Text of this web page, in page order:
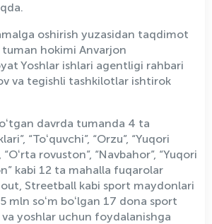
oshirish yuzasidan taqdimot
tuman hokimi Anvarjon
Yoshlar ishlari agentligi rahbari
va tegishli tashkilotlar ishtirok
davrda tumanda 4 ta
“Toʻquvchi”, “Orzu”, “Yuqori
“Oʻrta rovuston”, “Navbahor”, “Yuqori
kabi 12 ta mahalla fuqarolar
Streetball kabi sport maydonlari
mln soʻm boʻlgan 17 dona sport
yoshlar uchun foydalanishga